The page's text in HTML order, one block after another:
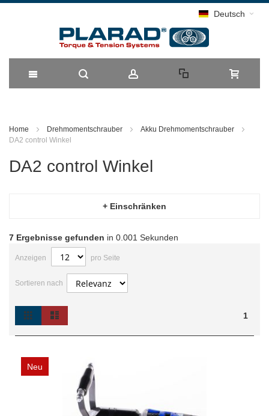
Deutsch
Home Drehmomentschrauber
Akku Drehmomentschrauber
DA2 control Winkel
DA2 control Winkel
+ Einschränken
7 Ergebnisse gefunden in 0.001 Sekunden
Anzeigen pro Seite
Sortieren nach
1
Ansicht
als
Raster
Neu